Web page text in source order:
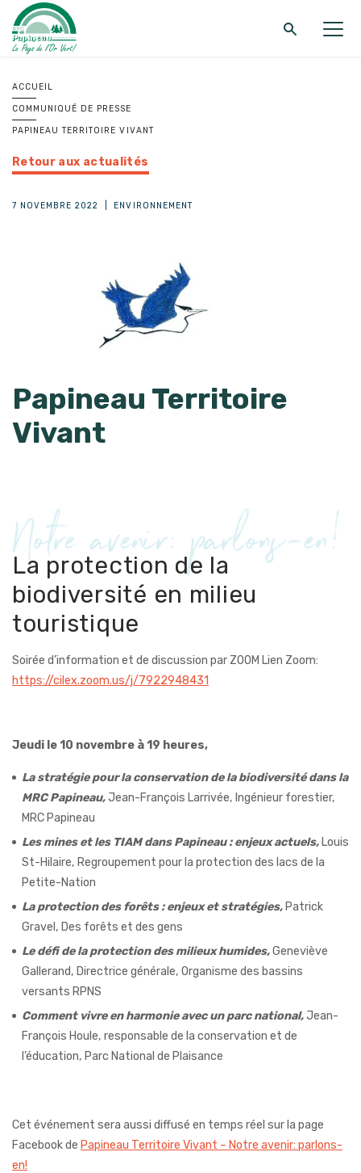
ACCUEIL
COMMUNIQUÉ DE PRESSE
PAPINEAU TERRITOIRE VIVANT
Retour aux actualités
7 NOVEMBRE 2022 ENVIRONNEMENT
Papineau Territoire
Vivant
Notre avenir: parlons-en!
La protection de la
biodiversité en milieu
touristique
Soirée d’information et de discussion par ZOOM Lien Zoom:
https://cilex.zoom.us/j/7922948431
Jeudi le 10 novembre à 19 heures,
La stratégie pour la conservation de la biodiversité dans la
MRC Papineau,Jean-François Larrivée, Ingénieur forestier,
MRC Papineau
Les mines et les TIAM dans Papineau : enjeux actuels, Louis
St-Hilaire, Regroupement pour la protection des lacs de la
Petite-Nation
La protection des forêts : enjeux et stratégies, Patrick
Gravel, Des forêts et des gens
Le défi de la protection des milieux humides,Geneviève
Gallerand, Directrice générale, Organisme des bassins
versants RPNS
Comment vivre en harmonie avec un parc national,Jean-
François Houle, responsable de la conservation et de
l’éducation, Parc National de Plaisance
Cet événement sera aussi diffusé en temps réel sur la page
Facebook de Papineau Territoire Vivant – Notre avenir: parlons-
en!